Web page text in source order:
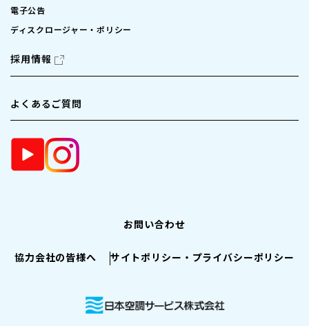
電子公告
ディスクロージャー・ポリシー
採用情報
よくあるご質問
お問い合わせ
協力会社の皆様へ サイトポリシー・プライバシーポリシー